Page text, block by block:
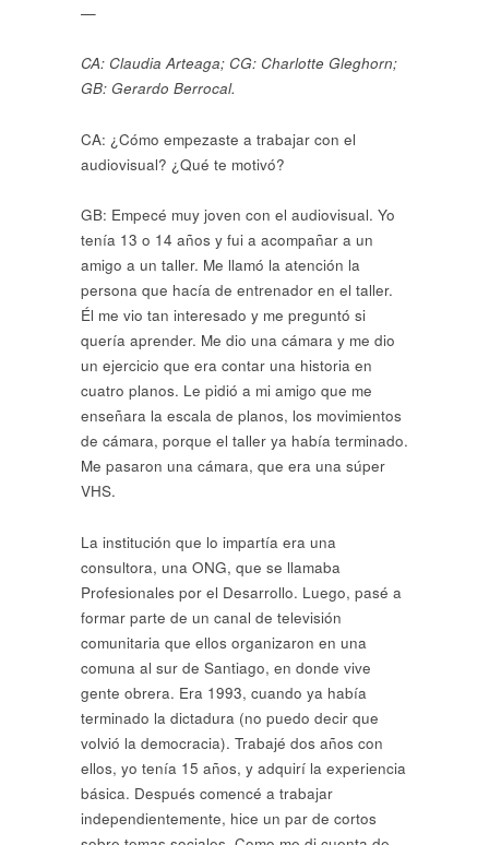
—
CA: Claudia Arteaga; CG: Charlotte Gleghorn;
GB: Gerardo Berrocal.
CA: ¿Cómo empezaste a trabajar con el
audiovisual? ¿Qué te motivó?
GB: Empecé muy joven con el audiovisual. Yo
tenía 13 o 14 años y fui a acompañar a un
amigo a un taller. Me llamó la atención la
persona que hacía de entrenador en el taller.
Él me vio tan interesado y me preguntó si
quería aprender. Me dio una cámara y me dio
un ejercicio que era contar una historia en
cuatro planos. Le pidió a mi amigo que me
enseñara la escala de planos, los movimientos
de cámara, porque el taller ya había terminado.
Me pasaron una cámara, que era una súper
VHS.
La institución que lo impartía era una
consultora, una ONG, que se llamaba
Profesionales por el Desarrollo. Luego, pasé a
formar parte de un canal de televisión
comunitaria que ellos organizaron en una
comuna al sur de Santiago, en donde vive
gente obrera. Era 1993, cuando ya había
terminado la dictadura (no puedo decir que
volvió la democracia). Trabajé dos años con
ellos, yo tenía 15 años, y adquirí la experiencia
básica. Después comencé a trabajar
independientemente, hice un par de cortos